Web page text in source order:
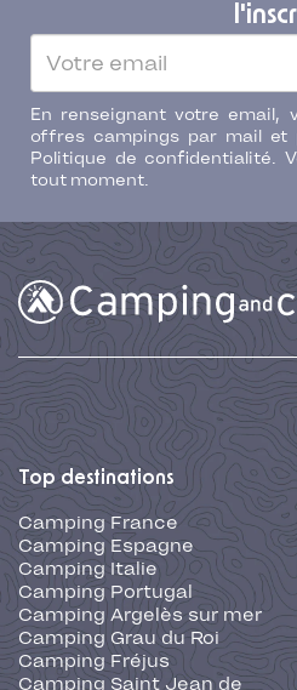
En renseignant votre email,
offres campings par mail et
Politique de confidentialité.
tout moment.
Top destinations
Camping France
Camping Espagne
Camping Italie
Camping Portugal
Camping Argelès sur mer
Camping Grau du Roi
Camping Fréjus
Camping Saint Jean de